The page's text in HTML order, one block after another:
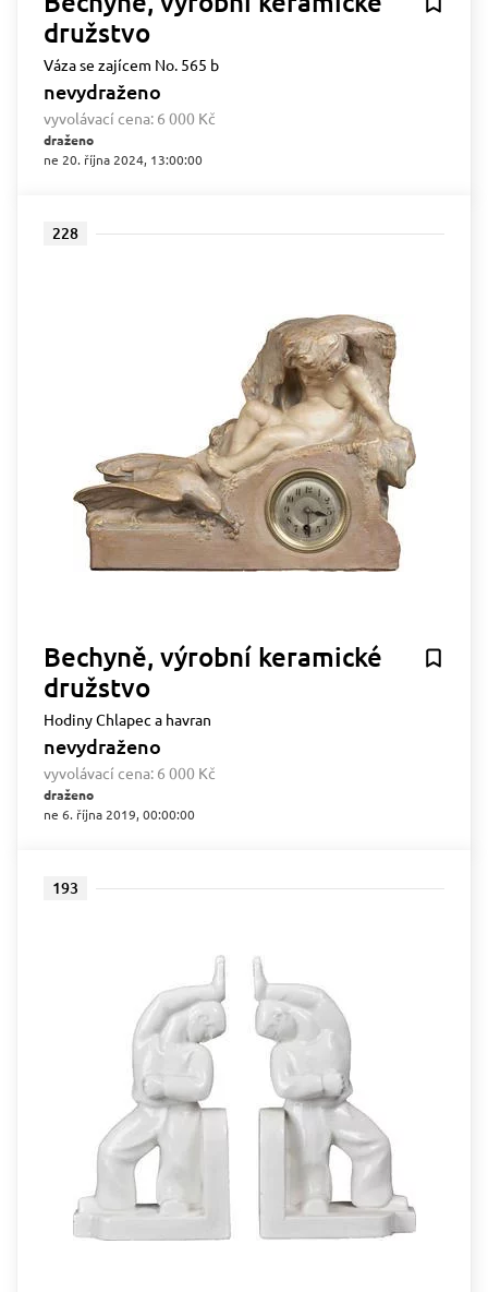
družstvo
Váza se zajícem No. 565 b
nevydraženo
vyvolávací cena: 6 000 Kč
draženo
ne 20. října 2024, 13:00:00
228
Bechyně, výrobní keramické
družstvo
Hodiny Chlapec a havran
nevydraženo
vyvolávací cena: 6 000 Kč
draženo
ne 6. října 2019, 00:00:00
193